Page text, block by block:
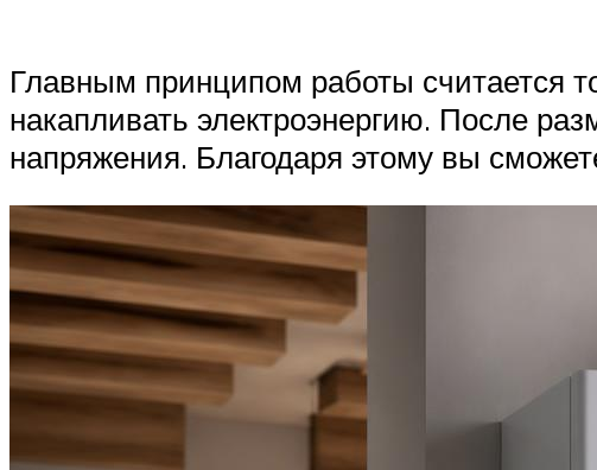
Главным принципом работы считается
накапливать электроэнергию. После
напряжения. Благодаря этому вы